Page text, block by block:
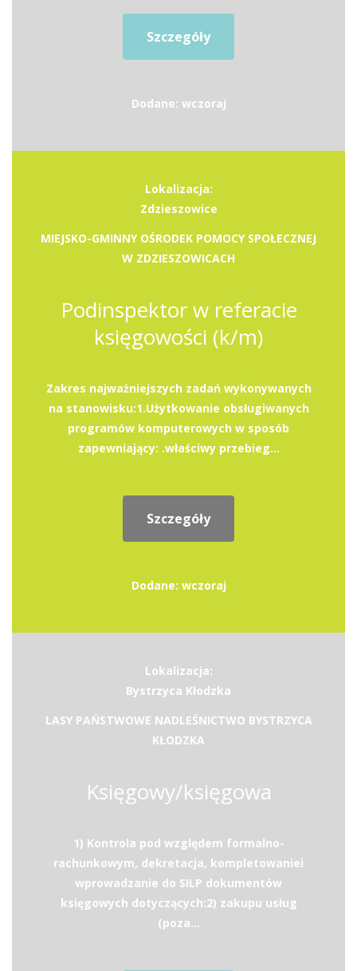
Szczegóły
Dodane: wczoraj
Lokalizacja:
Zdzieszowice
MIEJSKO-GMINNY OŚRODEK POMOCY SPOŁECZNEJ
W ZDZIESZOWICACH
Podinspektor w referacie
księgowości (k/m)
Zakres najważniejszych zadań wykonywanych
na stanowisku:1.Użytkowanie obsługiwanych
programów komputerowych w sposób
zapewniający: .właściwy przebieg...
Szczegóły
Dodane: wczoraj
Lokalizacja:
Bystrzyca Kłodzka
LASY PAŃSTWOWE NADLEŚNICTWO BYSTRZYCA
KŁODZKA
Księgowy/księgowa
1) Kontrola pod względem formalno-
rachunkowym, dekretacja, kompletowaniei
wprowadzanie do SILP dokumentów
księgowych dotyczących:2) zakupu usług
(poza...